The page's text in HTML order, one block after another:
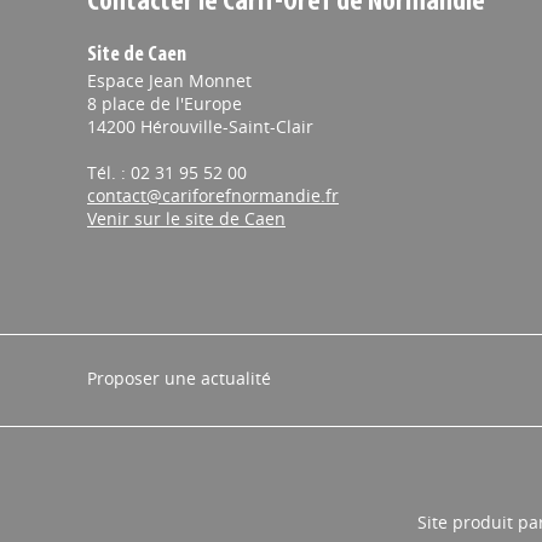
Site de Caen
Espace Jean Monnet
8 place de l'Europe
14200 Hérouville-Saint-Clair
Tél. : 02 31 95 52 00
contact@cariforefnormandie.fr
Venir sur le site de Caen
Proposer une actualité
Site produit